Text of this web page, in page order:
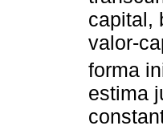
capital,
valor-
forma
estima